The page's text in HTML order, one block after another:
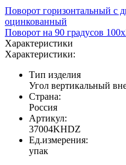
Поворот горизонтальный с
оцинкованный
Поворот на 90 градусов
Характеристики
Характеристики:
Тип изделия
Угол вертикальный
Страна:
Россия
Артикул:
37004KHDZ
Ед.измерения:
упак